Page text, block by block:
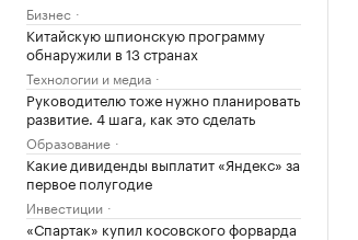
Бизнес
Китайскую шпионскую программу
обнаружили в 13 странах
Технологии и медиа
Руководителю тоже нужно планировать
развитие. 4 шага, как это сделать
Образование
Какие дивиденды выплатит «Яндекс» за
первое полугодие
Инвестиции
«Спартак» купил косовского форварда